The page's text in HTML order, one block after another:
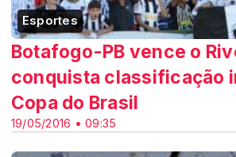
Esportes
19/05/2016 • 09:35
Botafogo-PB vence o
conquista classificação
Copa do Brasil